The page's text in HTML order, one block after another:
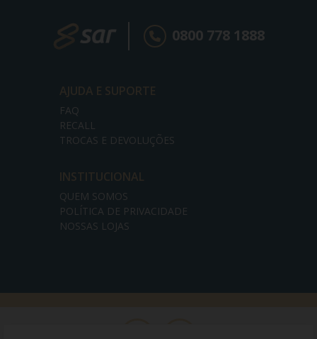
0800 778 1888
AJUDA E SUPORTE
FAQ
RECALL
TROCAS E DEVOLUÇÕES
INSTITUCIONAL
QUEM SOMOS
POLÍTICA DE PRIVACIDADE
NOSSAS LOJAS